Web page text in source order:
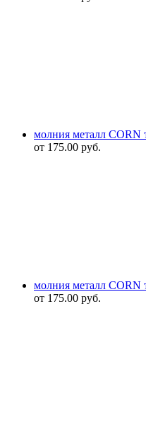
молния металл CORN
от 175.00 руб.
молния металл CORN
от 175.00 руб.